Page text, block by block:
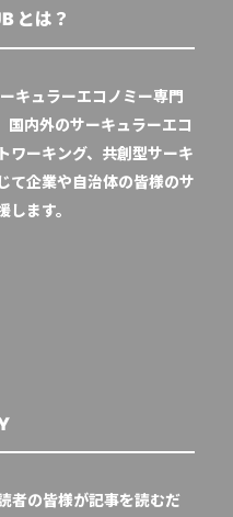
とは？
キュラーエコノミー専門
国内外のサーキュラーエコ
ワーキング、共創型サーキ
て企業や自治体の皆様のサ
ます。
の皆様が記事を読むだ